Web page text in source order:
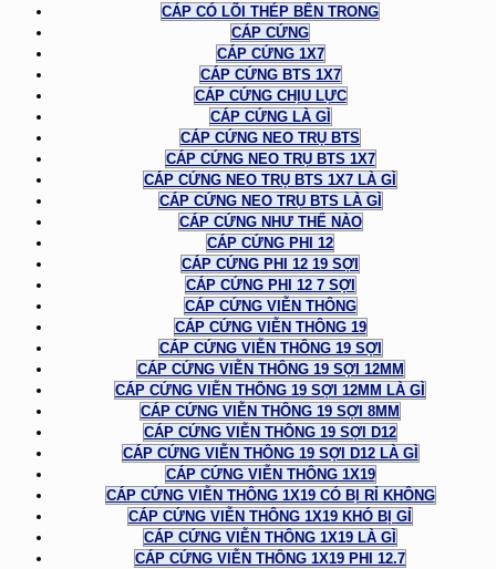
CÁP CÓ LÕI THÉP BÊN TRONG
CÁP CỨNG
CÁP CỨNG 1X7
CÁP CỨNG BTS 1X7
CÁP CỨNG CHỊU LỰC
CÁP CỨNG LÀ GÌ
CÁP CỨNG NEO TRỤ BTS
CÁP CỨNG NEO TRỤ BTS 1X7
CÁP CỨNG NEO TRỤ BTS 1X7 LÀ GÌ
CÁP CỨNG NEO TRỤ BTS LÀ GÌ
CÁP CỨNG NHƯ THẾ NÀO
CÁP CỨNG PHI 12
CÁP CỨNG PHI 12 19 SỢI
CÁP CỨNG PHI 12 7 SỢI
CÁP CỨNG VIỄN THÔNG
CÁP CỨNG VIỄN THÔNG 19
CÁP CỨNG VIỄN THÔNG 19 SỢI
CÁP CỨNG VIỄN THÔNG 19 SỢI 12MM
CÁP CỨNG VIỄN THÔNG 19 SỢI 12MM LÀ GÌ
CÁP CỨNG VIỄN THÔNG 19 SỢI 8MM
CÁP CỨNG VIỄN THÔNG 19 SỢI D12
CÁP CỨNG VIỄN THÔNG 19 SỢI D12 LÀ GÌ
CÁP CỨNG VIỄN THÔNG 1X19
CÁP CỨNG VIỄN THÔNG 1X19 CÓ BỊ RỈ KHÔNG
CÁP CỨNG VIỄN THÔNG 1X19 KHÓ BỊ GỈ
CÁP CỨNG VIỄN THÔNG 1X19 LÀ GÌ
CÁP CỨNG VIỄN THÔNG 1X19 PHI 12.7